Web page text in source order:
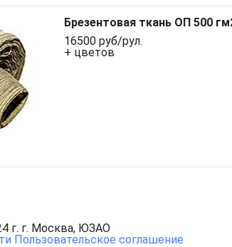
Брезентовая ткань ОП 500
16500 руб/рул.
+ цветов
г. г. Москва, ЮЗАО
Пользовательское соглашение